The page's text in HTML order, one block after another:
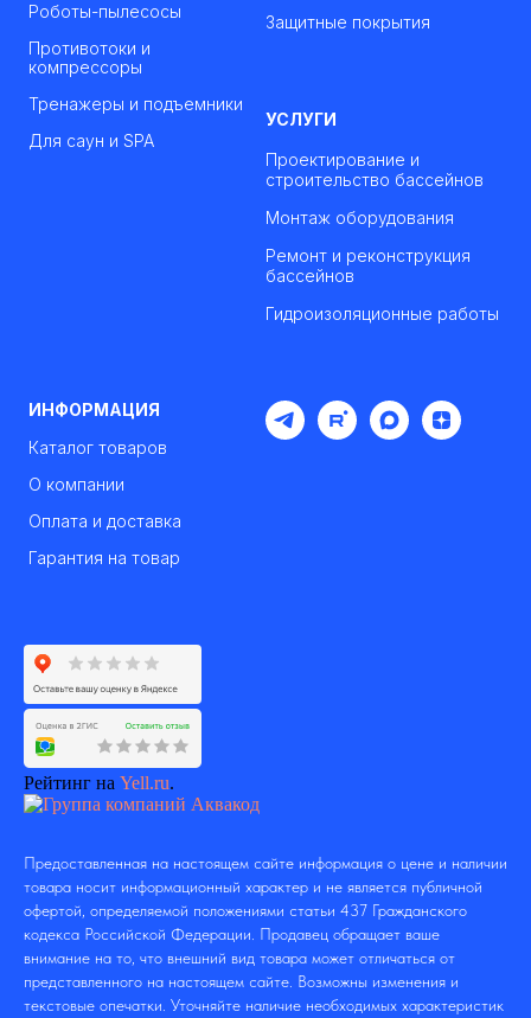
Роботы-пылесосы
Противотоки и
компрессоры
Тренажеры и подъемники
Для саун и SPA
Защитные покрытия
УСЛУГИ
Проектирование и
строительство бассейнов
Монтаж оборудования
Ремонт и реконструкция
бассейнов
Гидроизоляционные работы
ИНФОРМАЦИЯ
Каталог товаров
О компании
Оплата и доставка
Гарантия на товар
Рейтинг на Yell.ru.
Предоставленная на настоящем сайте информация о цене и наличии
товара носит информационный характер и не является публичной
офертой, определяемой положениями статьи 437 Гражданского
кодекса Российской Федерации. Продавец обращает ваше
внимание на то, что внешний вид товара может отличаться от
представленного на настоящем сайте. Возможны изменения и
текстовые опечатки. Уточняйте наличие необходимых характеристик